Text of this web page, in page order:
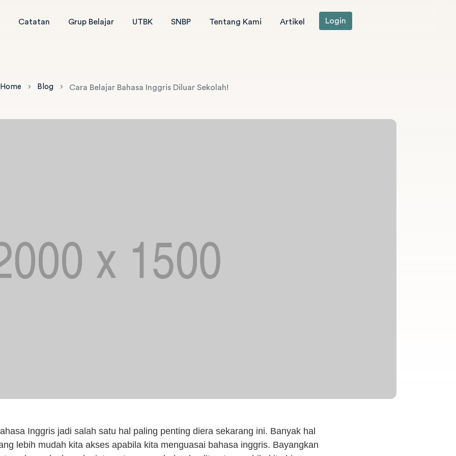
Catatan Grup Belajar UTBK SNBP Tentang Kami Artikel Login
Home Blog Cara Belajar Bahasa Inggris Diluar Sekolah!
Inggris jadi salah satu hal paling penting diera sekarang ini. Banyak hal
lebih mudah kita akses apabila kita menguasai bahasa inggris. Bayangkan